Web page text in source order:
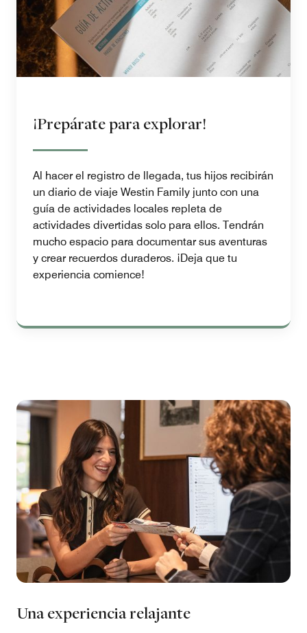
¡Prepárate para explorar!
Al hacer el registro de llegada, tus hijos recibirán
un diario de viaje Westin Family junto con una
guía de actividades locales repleta de
actividades divertidas solo para ellos. Tendrán
mucho espacio para documentar sus aventuras
y crear recuerdos duraderos. ¡Deja que tu
experiencia comience!
Una experiencia relajante